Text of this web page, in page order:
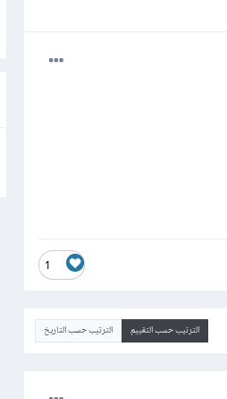
1
الترتيب حسب التقييم الترتيب حسب التاريخ